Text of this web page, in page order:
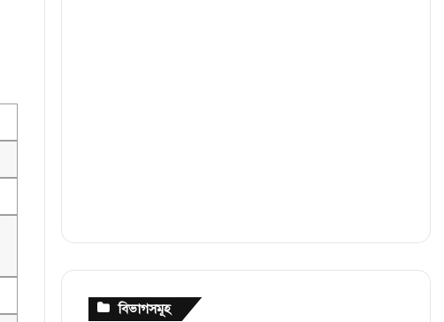
বিভাগসমূহ